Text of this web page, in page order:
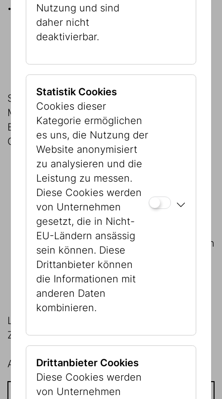
... plus MEHR Programm
Exklusive Führungen,
Schenken Sie sich (oder einem lieben
Menschen) anregende und spannende
Begegnungen mit jüdischer Kultur,
Geschichte, Kunst und Religion.
Mitgliedschaftinkl. 1 Begleitperson
nach Wahl
Beginn der Mitgliedschaft jederzeit
möglich
Mitgliedschaft mindestens € 150 (davon
Mitgliedsbeitrag € 30 plus Spende an
das JMW mindestens € 120)
Spende steuerlich absetzbar
Laufzeit zwölf Monate nach
Zahlungseingang.
Alle Details unter:www.freunde-jmw.at
Nutzung und sind
daher nicht
deaktivierbar.
Statistik Cookies
Cookies dieser
Kategorie ermöglichen
es uns, die Nutzung der
Website anonymisiert
zu analysieren und die
Leistung zu messen.
Diese Cookies werden
von Unternehmen
gesetzt, die in Nicht-
EU-Ländern ansässig
sein können. Diese
Drittanbieter können
die Informationen mit
anderen Daten
kombinieren.
Drittanbieter Cookies
Diese Cookies werden
von Unternehmen